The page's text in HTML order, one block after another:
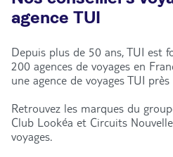
agence TUI
Depuis plus de 50 ans, TUI est
200 agences de voyages en
une agence de voyages TUI
Retrouvez les marques du
Club Lookéa et Circuits
voyages.